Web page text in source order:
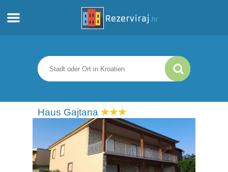
Apartments
Touristeninformation
webcams
Haus Gajtana